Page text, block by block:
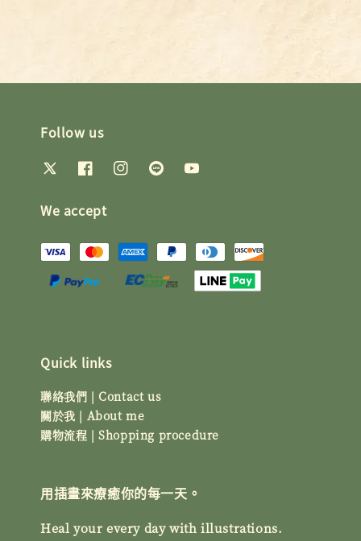
Follow us
We accept
Quick links
聯絡我們 | Contact us
關於我 | About me
購物流程 | Shopping procedure
用插畫來療癒你的每一天。
Heal your every day with illustrations.